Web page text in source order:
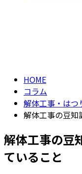
HOME
コラム
解体工事・はつ
解体工事の豆知
解体工事の豆
ていること